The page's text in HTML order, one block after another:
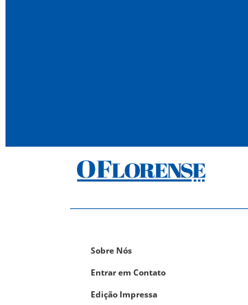
Sobre Nós
Entrar em Contato
Edição Impressa